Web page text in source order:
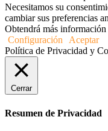
Necesitamos su
cambiar sus preferencias
Obtendrá más información
Configuración Aceptar
Política de Privacidad y
Cerrar
Resumen de Privacidad